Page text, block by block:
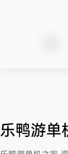
乐鸭游单